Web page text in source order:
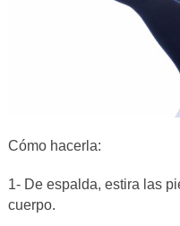
Cómo hacerla:
1- De espalda, estira las
cuerpo.